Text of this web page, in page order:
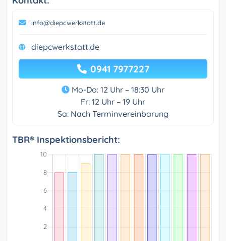
info@diepcwerkstatt.de
diepcwerkstatt.de
0941 7977227
Mo-Do: 12 Uhr – 18:30 Uhr
Fr: 12 Uhr – 19 Uhr
Sa: Nach Terminvereinbarung
TBR® Inspektionsbericht: